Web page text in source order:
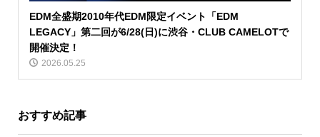
EDM全盛期2010年代EDM限定イベント「EDM
LEGACY」第二回が6/28(日)に渋谷・CLUB CAMELOTで
開催決定！
2026.05.25
おすすめ記事